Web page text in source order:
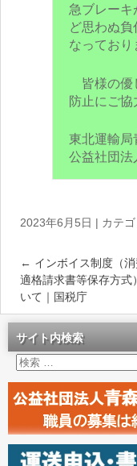
急ブレーキ
ど思わぬ
なっており
皆様の優
防止にご協
東北運輸局
公益社団法
2023年6月5日 | カテ
← インボイス制度（
適格請求書等保存方式
いて｜国税庁
サイト内検索